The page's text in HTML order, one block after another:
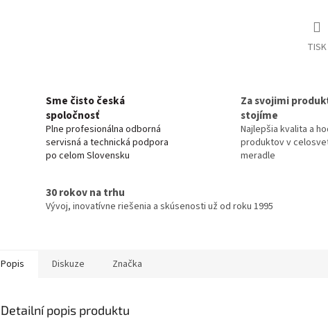
TISK
Sme čisto česká
spoločnosť
Plne profesionálna odborná
servisná a technická podpora
po celom Slovensku
Za svojimi
stojíme
Najlepšia kvalita a
produktov v
meradle
30 rokov na trhu
Vývoj, inovatívne riešenia a skúsenosti už od roku 1995
Popis Diskuze Značka
Detailní popis produktu